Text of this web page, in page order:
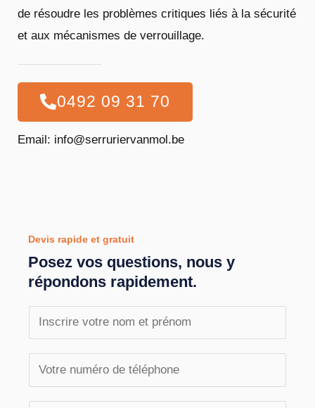
de résoudre les problèmes critiques liés à la sécurité
et aux mécanismes de verrouillage.
0492 09 31 70
Email: info@serruriervanmol.be
Devis rapide et gratuit
Posez vos questions, nous y
répondons rapidement.
o
t
é